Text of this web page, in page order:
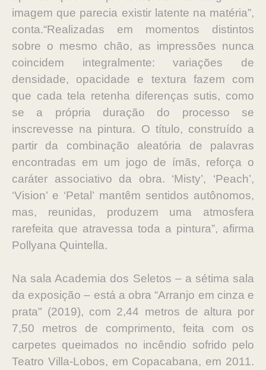
imagem que parecia existir latente na matéria”,
conta.“Realizadas em momentos distintos
sobre o mesmo chão, as impressões nunca
coincidem integralmente: variações de
densidade, opacidade e textura fazem com
que cada tela retenha diferenças sutis, como
se a própria duração do processo se
inscrevesse na pintura. O título, construído a
partir da combinação aleatória de palavras
encontradas em um jogo de ímãs, reforça o
caráter associativo da obra. ‘Misty’, ‘Peach’,
‘Vision’ e ‘Petal’ mantêm sentidos autônomos,
mas, reunidas, produzem uma atmosfera
rarefeita que atravessa toda a pintura”, afirma
Pollyana Quintella.
Na sala Academia dos Seletos – a sétima sala
da exposição – está a obra “Arranjo em cinza e
prata" (2019), com 2,44 metros de altura por
7,50 metros de comprimento, feita com os
carpetes queimados no incêndio sofrido pelo
Teatro Villa-Lobos, em Copacabana, em 2011.